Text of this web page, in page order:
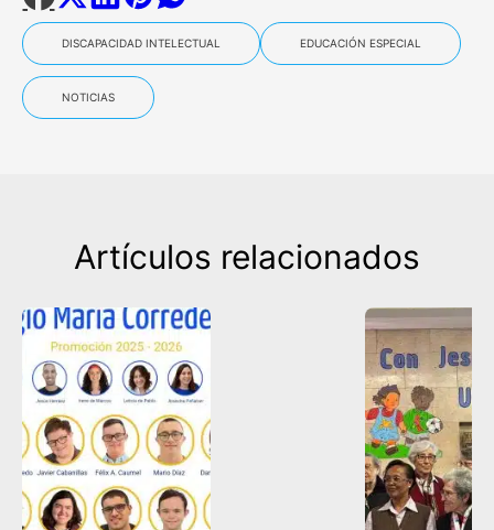
DISCAPACIDAD INTELECTUAL EDUCACIÓN ESPECIAL
NOTICIAS
Artículos relacionados